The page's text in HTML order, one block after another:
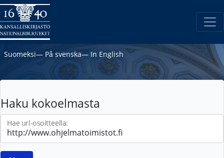
Suomeksi― På svenska― In English
Haku kokoelmasta
Hae url-osoitteella: